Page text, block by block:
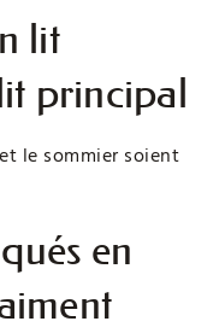
lit
principal
le sommier soient
en